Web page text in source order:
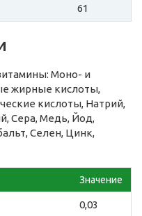
61
Моно- и
жирные кислоты,
кислоты, Натрий,
Сера, Медь, Йод,
Селен, Цинк,
Значение
0,03